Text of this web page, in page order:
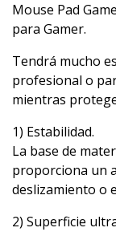
Mouse Pad
para Gamer.
Tendrá mucho
profesional o
mientras
1) Estabilidad.
La base de
proporciona un
deslizamiento o
2) Superficie